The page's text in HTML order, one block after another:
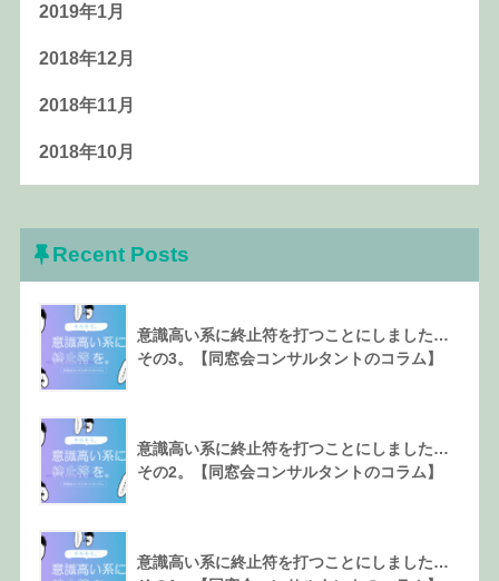
2019年1月
2018年12月
2018年11月
2018年10月
Recent Posts
意識高い系に終止符を打つことにしました…
その3。【同窓会コンサルタントのコラム】
意識高い系に終止符を打つことにしました…
その2。【同窓会コンサルタントのコラム】
意識高い系に終止符を打つことにしました…